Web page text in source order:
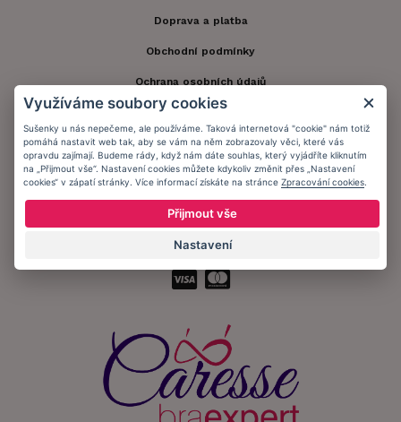
Doprava a platba
Obchodní podmínky
Ochrana osobních údajů
Informační memorandum
Zůstaňte s námi v kontaktu.
Přijímáme platby:
Využíváme soubory cookies
Sušenky u nás nepečeme, ale používáme. Taková internetová "cookie" nám totiž
pomáhá nastavit web tak, aby se vám na něm zobrazovaly věci, které vás
opravdu zajímají. Budeme rády, když nám dáte souhlas, který vyjádříte kliknutím
na „Přijmout vše“. Nastavení cookies můžete kdykoliv změnit přes „Nastavení
cookies“ v zápatí stránky. Více informací získáte na stránce Zpracování cookies.
Přijmout vše
Nastavení